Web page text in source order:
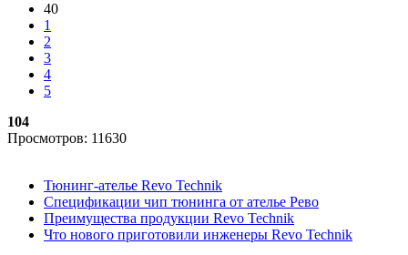
40
1
2
3
4
5
104
Просмотров: 11630
Тюнинг-ателье Revo Technik
Спецификации чип тюнинга от ателье Рево
Преимущества продукции Revo Technik
Что нового приготовили инженеры Revo Technik